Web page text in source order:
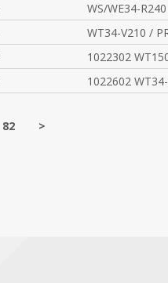
WS/WE34-
WT34-V210 /
1022302
1022602
82 >